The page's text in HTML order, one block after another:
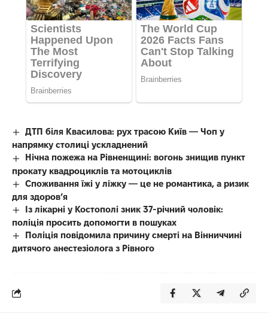
ДТП біля Квасилова: рух трасою Київ — Чоп у
напрямку столиці ускладнений
Нічна пожежа на Рівненщині: вогонь знищив пункт
прокату квадроциклів та мотоциклів
Споживання їжі у ліжку — це не романтика, а ризик
для здоров’я
Із лікарні у Костополі зник 37-річний чоловік:
поліція просить допомогти в пошуках
Поліція повідомила причину смерті на Вінниччині
дитячого анестезіолога з Рівного